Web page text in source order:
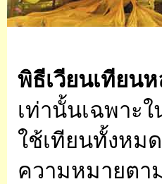
พิธีเวียนเทียน
เท่านั้นเฉพาะใ
ใช้เทียนทั้งหม
ความหมายตา